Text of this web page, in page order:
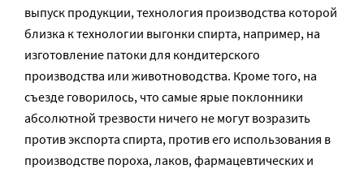
выпуск продукции, технология производства которой
близка к технологии выгонки спирта, например, на
изготовление патоки для кондитерского
производства или животноводства. Кроме того, на
съезде говорилось, что самые ярые поклонники
абсолютной трезвости ничего не могут возразить
против экспорта спирта, против его использования в
производстве пороха, лаков, фармацевтических и